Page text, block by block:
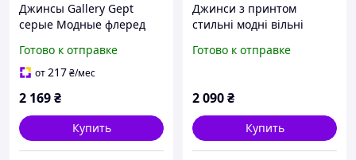
Джинсы Gallery Gept
серые Модные флеред
Готово к отправке
от217₴/мес
2 169₴
Купить
Джинси з принтом
стильні модні вільні
Shop
Готово к отправке
2 090₴
Купить